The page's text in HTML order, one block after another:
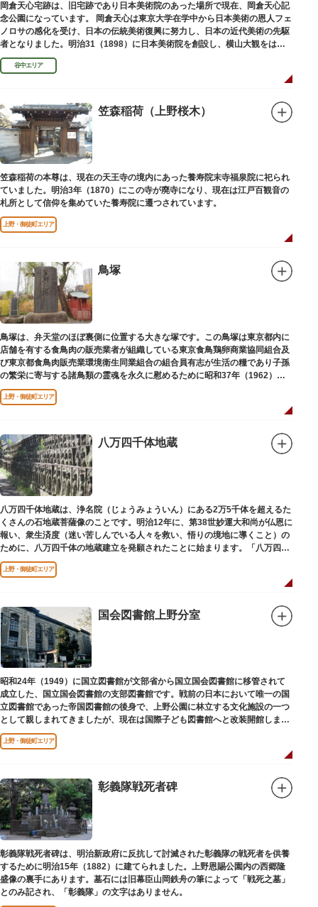
岡倉天心宅跡は、旧宅跡であり日本美術院のあった場所で現在、岡倉天心記
念公園になっています。 岡倉天心は東京大学在学中から日本美術の恩人フェ
ノロサの感化を受け、日本の伝統美術復興に努力し、日本の近代美術の先駆
者となりました。明治31（1898）に日本美術院を創設し、横山大観をはじ
め優れた画家を世に送り出しました。
谷中エリア
笠森稲荷（上野桜木）
笠森稲荷の本尊は、現在の天王寺の境内にあった養寿院末寺福泉院に祀られ
ていました。明治3年（1870）にこの寺が廃寺になり、現在は江戸百観音の
札所として信仰を集めていた養寿院に遷つされています。
上野・御徒町エリア
鳥塚
鳥塚は、弁天堂のほぼ裏側に位置する大きな塚です。この鳥塚は東京都内に
店舗を有する食鳥肉の販売業者が組織している東京食鳥鶏卵商業協同組合及
び東京都食鳥肉販売業環境衛生同業組合の組合員有志が生活の糧であり子孫
の繁栄に寄与する諸鳥類の霊魂を永久に慰めるために昭和37年（1962）に
建立されました。
上野・御徒町エリア
八万四千体地蔵
八万四千体地蔵は、浄名院（じょうみょういん）にある2万5千体を超えるた
くさんの石地蔵菩薩像のことです。明治12年に、第38世妙運大和尚が仏恩に
報い、衆生済度（迷い苦しんでいる人々を救い、悟りの境地に導くこと）の
ために、八万四千体の地蔵建立を発願されたことに始まります。「八万四
千」とは仏法で無数の意味を示します。この石地蔵尊は全国各地にも造立さ
れており、これまで約5万体の石地蔵尊が造立され、今も増え続けていま
上野・御徒町エリア
国会図書館上野分室
昭和24年（1949）に国立図書館が文部省から国立国会図書館に移管されて
成立した、国立国会図書館の支部図書館です。戦前の日本において唯一の国
立図書館であった帝国図書館の後身で、上野公園に林立する文化施設の一つ
として親しまれてきましたが、現在は国際子ども図書館へと改装開館しまし
た。
上野・御徒町エリア
彰義隊戦死者碑
彰義隊戦死者碑は、明治新政府に反抗して討滅された彰義隊の戦死者を供養
するために明治15年（1882）に建てられました。上野恩賜公園内の西郷隆
盛像の裏手にあります。墓石には旧幕臣山岡鉄舟の筆によって「戦死之墓」
とのみ記され、「彰義隊」の文字はありません。